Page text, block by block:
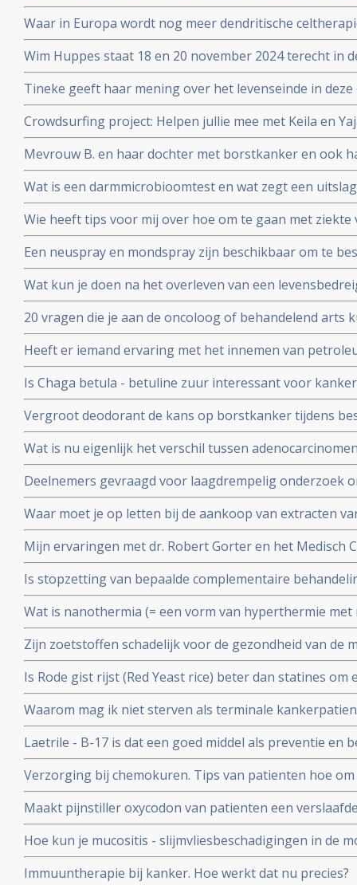
Waar in Europa wordt nog meer dendritische
adressen
Wim Huppes staat 18 en 20 november 2024 terecht in
nabestaanden en 1 overlevende hem hebben
Tineke geeft haar mening over het levenseinde in
Crowdsurfing project: Helpen jullie mee met Keila en
afbouwen van een winkeltje zodat zij in hun eigen
Mevrouw B. en haar dochter met borstkanker en ook
waterstofapparaat. Een ervaringsverslag
Wat is een darmmicrobioomtest en wat zegt een
en gezondheid in het algemeen?
Wie heeft tips voor mij over hoe om te gaan met ziekte
wil zware chemo geven. Is er een alternatief?
Een neuspray en mondspray zijn beschikbaar om te
coronavirus - Covid-19. Te bestellen voor slechts 26
persoon.
Wat kun je doen na het overleven van een
20 vragen die je aan de oncoloog of behandelend arts
een recidief van kanker. Samengesteld door Kees
Heeft er iemand ervaring met het innemen van
Is Chaga betula - betuline zuur interessant voor
Vergroot deodorant de kans op borstkanker tijdens
studies bewijzen van niet. Deodorant is veilig te
Valstar.
Wat is nu eigenlijk het verschil tussen
basaalcelcarcinomen, sarcomen en blastomen?
Deelnemers gevraagd voor laagdrempelig onderzoek
door KEFIR plus BIEST (Bovine - Colostrum) te maken
Waar moet je op letten bij de aankoop van extracten
Hier wat richtlijnen
Mijn ervaringen met dr. Robert Gorter en het Medisch
waarschuwing
Is stopzetting van bepaalde complementaire
ziektekostenverzekeraars terecht of een
koste van patienten?
Wat is nanothermia (= een vorm van hyperthermie
mensen die hier ervaring mee hebben?
Zijn zoetstoffen schadelijk voor de gezondheid van de
aantasting van darmflora door bepaalde zoetstoffen.
Is Rode gist rijst (Red Yeast rice) beter dan statines
Arts-bioloog Engelbert Valstar analyseert aan de hand
Yeast Rice aanbevelen
Waarom mag ik niet sterven als terminale
Laetrile - B-17 is dat een goed middel als preventie en
Verzorging bij chemokuren. Tips van patienten hoe
chemokuur om deze beter te verdragen
Maakt pijnstiller oxycodon van patienten een
nicotine? In Amerika stierven al honderduizenden
Hoe kun je mucositis - slijmvliesbeschadigingen in de
radiotherapie voorkomen en behandelen?
Immuuntherapie bij kanker. Hoe werkt dat nu precies?